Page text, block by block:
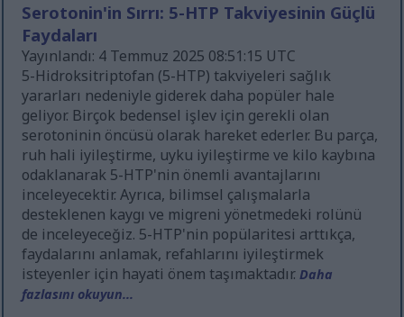
Serotonin'in Sırrı: 5-HTP Takviyesinin Güçlü
Faydaları
Yayınlandı: 4 Temmuz 2025 08:51:15 UTC
5-Hidroksitriptofan (5-HTP) takviyeleri sağlık
yararları nedeniyle giderek daha popüler hale
geliyor. Birçok bedensel işlev için gerekli olan
serotoninin öncüsü olarak hareket ederler. Bu parça,
ruh hali iyileştirme, uyku iyileştirme ve kilo kaybına
odaklanarak 5-HTP'nin önemli avantajlarını
inceleyecektir. Ayrıca, bilimsel çalışmalarla
desteklenen kaygı ve migreni yönetmedeki rolünü
de inceleyeceğiz. 5-HTP'nin popülaritesi arttıkça,
faydalarını anlamak, refahlarını iyileştirmek
isteyenler için hayati önem taşımaktadır.Daha
fazlasını okuyun...